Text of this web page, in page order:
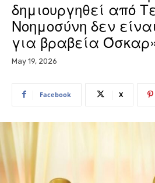
δημιουργηθεί από
Νοημοσύνη δεν
για βραβεία
May 19, 2026
Facebook X